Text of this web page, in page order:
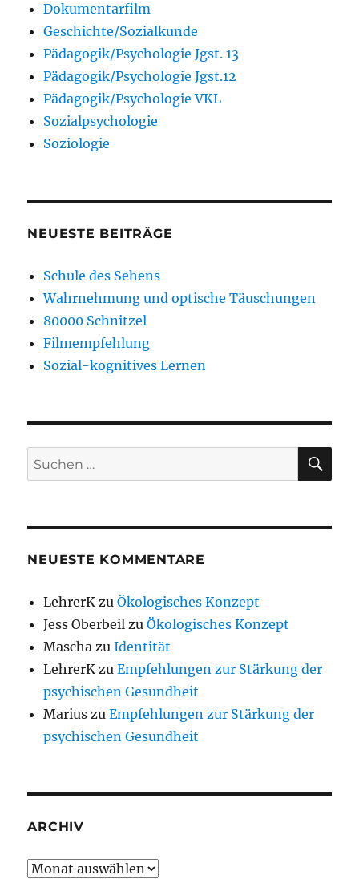
Dokumentarfilm
Geschichte/Sozialkunde
Pädagogik/Psychologie Jgst. 13
Pädagogik/Psychologie Jgst.12
Pädagogik/Psychologie VKL
Sozialpsychologie
Soziologie
NEUESTE BEITRÄGE
Schule des Sehens
Wahrnehmung und optische Täuschungen
80000 Schnitzel
Filmempfehlung
Sozial-kognitives Lernen
Suchen
nach:
NEUESTE KOMMENTARE
LehrerK zuÖkologisches Konzept
Jess Oberbeil zuÖkologisches Konzept
Mascha zuIdentität
LehrerK zuEmpfehlungen zur Stärkung der
psychischen Gesundheit
Marius zuEmpfehlungen zur Stärkung der
psychischen Gesundheit
ARCHIV
Archiv